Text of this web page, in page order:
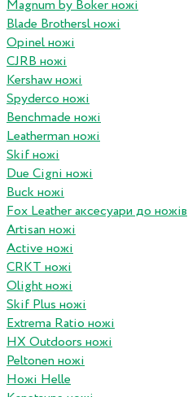
Magnum by Boker ножі
Blade Brothersl ножі
Opinel ножі
CJRB ножі
Kershaw ножі
Spyderco ножі
Benchmade ножі
Leatherman ножі
Skif ножі
Due Cigni ножі
Buck ножі
Fox Leather аксесуари до ножів
Artisan ножі
Active ножі
CRKT ножі
Olight ножі
Skif Plus ножі
Extrema Ratio ножі
HX Outdoors ножі
Peltonen ножі
Ножі Helle